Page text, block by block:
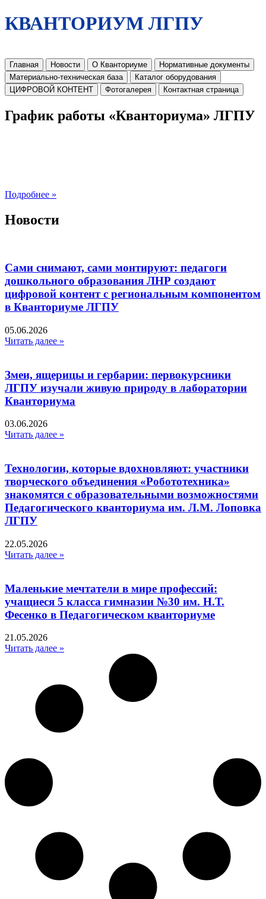
КВАНТОРИУМ ЛГПУ
Главная Новости О Кванториуме
Нормативные документы
Материально-техническая база
Каталог оборудования
ЦИФРОВОЙ КОНТЕНТ
Фотогалерея Контактная страница
График работы «Кванториума» ЛГПУ
Подробнее »
Новости
Сами снимают, сами монтируют: педагоги
дошкольного образования ЛНР создают
цифровой контент с региональным компонентом
в Кванториуме ЛГПУ​
05.06.2026
Читать далее »
Змеи, ящерицы и гербарии: первокурсники
ЛГПУ изучали живую природу в лаборатории
Кванториума
03.06.2026
Читать далее »
Технологии, которые вдохновляют: участники
творческого объединения «Робототехника»
знакомятся с образовательными возможностями
Педагогического кванториума им. Л.М. Лоповка
ЛГПУ
22.05.2026
Читать далее »
Маленькие мечтатели в мире профессий:
учащиеся 5 класса гимназии №30 им. Н.Т.
Фесенко в Педагогическом кванториуме
21.05.2026
Читать далее »